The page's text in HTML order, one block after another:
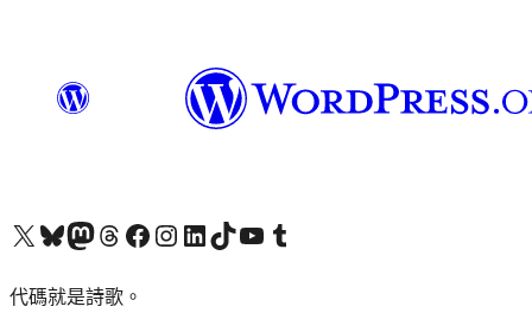
Visit our X (formerly Twitter) account
Visit our Bluesky account
Visit our Mastodon account
Visit our Threads account
訪問我們的 Facebook 專頁Visit our Instagram account
Visit our LinkedIn account
Visit our TikTok account
Visit our YouTube channel
Visit our Tumblr account
代碼就是詩歌。